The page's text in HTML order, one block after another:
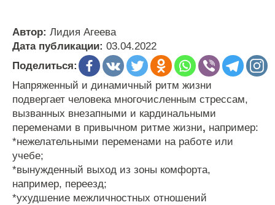
Автор: Лидия Агеева
Дата публикации: 03.04.2022
Поделиться:
Напряженный и динамичный ритм жизни
подвергает человека многочисленным стрессам,
вызванных внезапными и кардинальными
переменами в привычном ритме жизни, например:
*нежелательными переменами на работе или
учебе;
*вынужденный выход из зоны комфорта,
например, переезд;
*ухудшение межличностных отношений